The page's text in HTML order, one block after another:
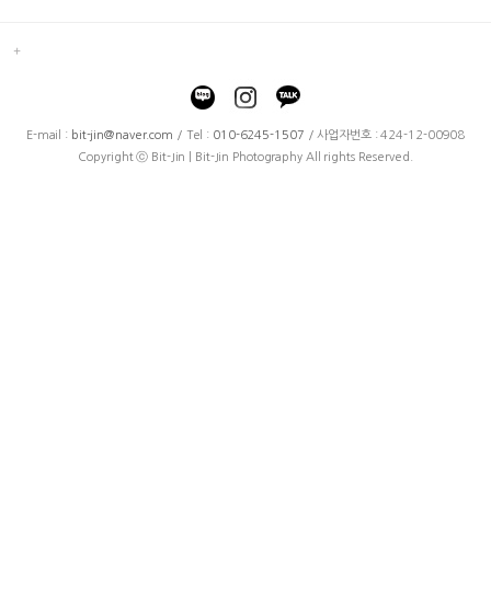
E-mail : bit-jin@naver.com / Tel : 010-6245-1507 / 사업자번호 : 424-12-00908
Copyright ⓒ Bit-Jin | Bit-Jin Photography All rights Reserved.